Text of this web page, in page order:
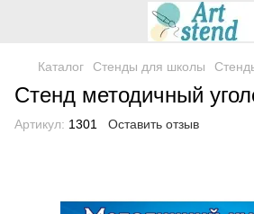
Каталог Стенды для школы
Стенд методичный
Артикул: 1301 Оставить отзыв